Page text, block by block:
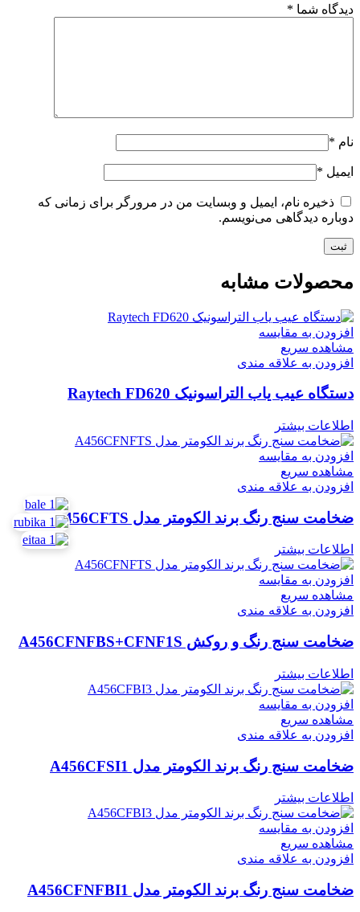
دیدگاه شما *
نام *
ایمیل *
ذخیره نام، ایمیل و وبسایت من در مرورگر برای زمانی که
دوباره دیدگاهی می‌نویسم.
محصولات مشابه
افزودن به مقایسه
مشاهده سریع
افزودن به علاقه مندی
دستگاه عیب یاب التراسونیک Raytech FD620
اطلاعات بیشتر
افزودن به مقایسه
مشاهده سریع
افزودن به علاقه مندی
ضخامت سنج رنگ برند الکومتر مدل 456CFTS
اطلاعات بیشتر
افزودن به مقایسه
مشاهده سریع
افزودن به علاقه مندی
ضخامت سنج رنگ و روکش A456CFNFBS+CFNF1S
اطلاعات بیشتر
افزودن به مقایسه
مشاهده سریع
افزودن به علاقه مندی
ضخامت سنج رنگ برند الکومتر مدل A456CFSI1
اطلاعات بیشتر
افزودن به مقایسه
مشاهده سریع
افزودن به علاقه مندی
ضخامت سنج رنگ برند الکومتر مدل A456CFNFBI1